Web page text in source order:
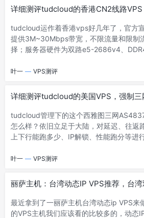
不一样）。支持PayPal、信用卡、加密货
PayPal具体配置及价格（无需优惠码直接
分 -
详细测评tudcloud的香港CN2线路VPS
tudcloud运作着香港vps好几年了，官方
提供3M~30Mbps带宽，不限流量和限制
择；服务器硬件为双路e5-2686v4、
是否适合内地用户群体？本文立足于内地
试数据、IP解锁、VPS性能，详细测评数
https://billing.tudcloud.com8折优惠码
持“月付、季付、半年付、- 阅读剩余部分
叶一 — VPS测评
详细测评tudcloud的美国VPS，强制
tudcloud管理下的这个西雅图三网
怎么样？依旧立足于大陆，对延迟、往返
上下行能跑多少、IP解锁、性能跑分等进
持“月付、季付、半年付、年付”7折优惠
宽，2*e5-2699v3、DDR4、SSD raid10
提供20G高防保护（可升级200G）；8G
读剩余部分 -
叶一 — VPS测评
丽萨主机：台湾动态IP VPS推荐，台
最近拿到了一丽萨主机台湾动态ip VPS来
的VPS主机我们应该看的比较多的，动态